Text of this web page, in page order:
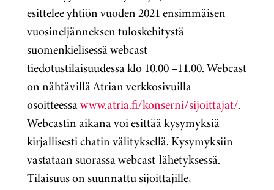
esittelee yhtiön vuoden 2021 ensimmäisen
vuosineljänneksen tuloskehitystä
suomenkielisessä webcast-
tiedotustilaisuudessa klo 10.00 –11.00. Webcast
on nähtävillä Atrian verkkosivuilla
osoitteessawww.atria.fi/konserni/sijoittajat/.
Webcastin aikana voi esittää kysymyksiä
kirjallisesti chatin välityksellä. Kysymyksiin
vastataan suorassa webcast-lähetyksessä.
Tilaisuus on suunnattu sijoittajille,